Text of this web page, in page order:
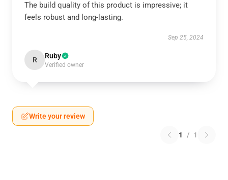
The build quality of this product is impressive; it
feels robust and long-lasting.
Sep 25, 2024
R Ruby
Verified owner
Write your review
1 / 1